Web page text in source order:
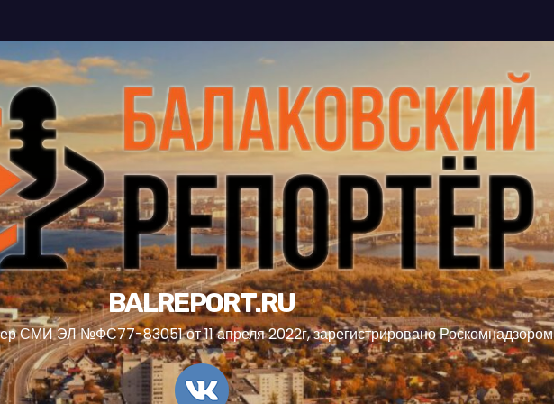
BALREPORT.RU
СМИ ЭЛ №ФС77-83051 от 11 апреля 2022г, зарегистрировано Роскомнадзором